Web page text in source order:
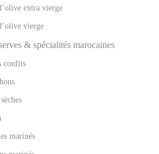
extra vierge
vierge
& spécialités marocaines
confits
marinés